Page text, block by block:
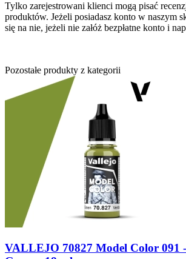
Tylko zarejestrowani klienci mogą pisać
produktów. Jeżeli posiadasz konto w naszym
się na nie, jeżeli nie załóż bezpłatne konto i
Pozostałe produkty z kategorii
VALLEJO 70827 Model Color 091